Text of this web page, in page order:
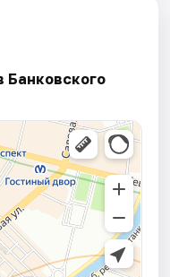
Банковского